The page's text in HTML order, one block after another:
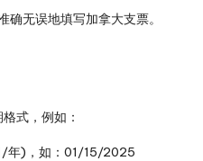
无误地填写加拿大支票。
式，例如：
年)，如：01/15/2025